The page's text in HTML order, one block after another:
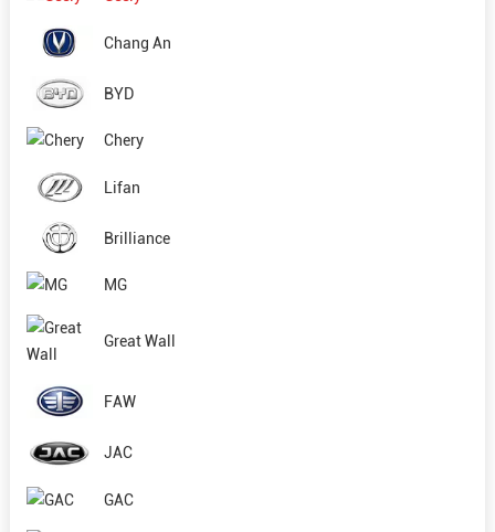
Chang An
BYD
Chery
Lifan
Brilliance
MG
Great Wall
FAW
JAC
GAC